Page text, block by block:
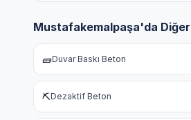
Mustafakemalpaşa'da
🧱Duvar Baskı Beton
⛏️Dezaktif Beton